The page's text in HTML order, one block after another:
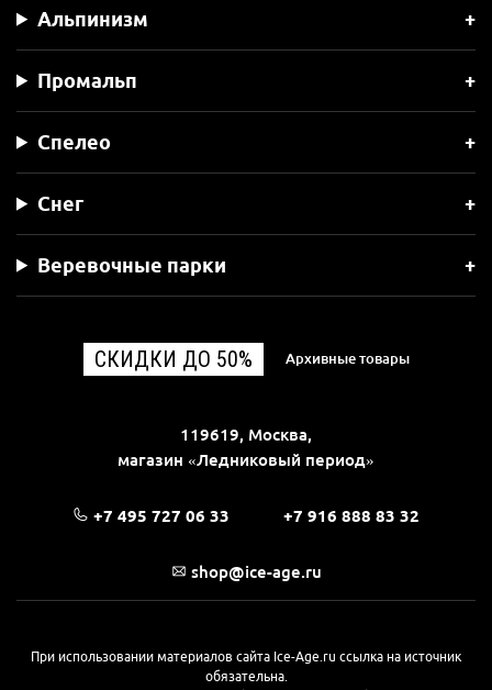
Альпинизм
Промальп
Спелео
Снег
Веревочные парки
СКИДКИ ДО 50% Архивные товары
119619, Москва,
магазин «Ледниковый период»
+7 495 727 06 33 +7 916 888 83 32
shop@ice-age.ru
При использовании материалов сайта Ice-Age.ru ссылка на источник
обязательна.